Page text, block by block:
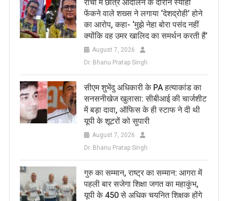
रांची में छात्र आंदोलन के दौरान स्याही
फेंकने वाले शख्स ने लगाया ‘देशद्रोही’ होने
का आरोप, कहा- ‘मुझे नेहा बोरा पसंद नहीं
क्योंकि वह उमर खालिद का समर्थन करती हैं’
August 7, 2026
Dr. Bhanu Pratap Singh
सीएम शुभेंदु अधिकारी के PA हत्याकांड का
सनसनीखेज खुलासा: सीबीआई की चार्जशीट
में बड़ा दावा, ऑफिस के ही स्टाफ ने दी थी
यूपी के शूटरों को सुपारी
August 7, 2026
Dr. Bhanu Pratap Singh
​गुरु का सम्मान, राष्ट्र का सम्मान: आगरा में
पहली बार सजेगा शिक्षा जगत का महाकुंभ,
यूपी के 450 से अधिक चयनित शिक्षक होंगे